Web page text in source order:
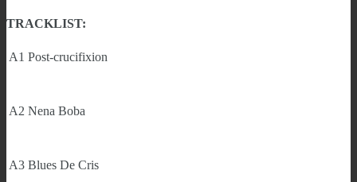
TRACKLIST:
A1 Post-crucifixion
A2 Nena Boba
A3 Blues De Cris